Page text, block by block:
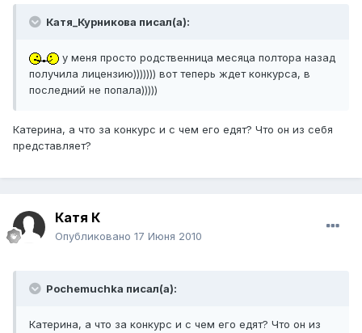
Катя_Курникова писал(а):
у меня просто родственница месяца полтора назад
получила лицензию))))))) вот теперь ждет конкурса, в
последний не попала)))))
Катерина, а что за конкурс и с чем его едят? Что он из себя
представляет?
Катя К
Опубликовано 17 Июня 2010
Pochemuchka писал(а):
Катерина, а что за конкурс и с чем его едят? Что он из